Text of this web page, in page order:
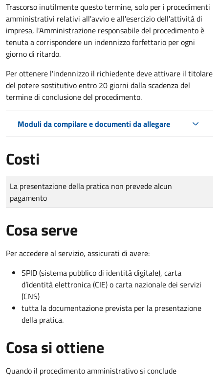
Trascorso inutilmente questo termine, solo per i procedimenti
amministrativi relativi all'avvio e all'esercizio dell'attività di
impresa, l'Amministrazione responsabile del procedimento è
tenuta a corrispondere un indennizzo forfettario per ogni
giorno di ritardo.
Per ottenere l'indennizzo il richiedente deve attivare il titolare
del potere sostitutivo entro 20 giorni dalla scadenza del
termine di conclusione del procedimento.
Moduli da compilare e documenti da allegare
Costi
Tipo di pagamento
Importo
La presentazione della pratica non prevede alcun
pagamento
Cosa serve
Per accedere al servizio, assicurati di avere:
SPID (sistema pubblico di identità digitale), carta
d’identità elettronica (CIE) o carta nazionale dei servizi
(CNS)
tutta la documentazione prevista per la presentazione
della pratica.
Cosa si ottiene
Quando il procedimento amministrativo si conclude